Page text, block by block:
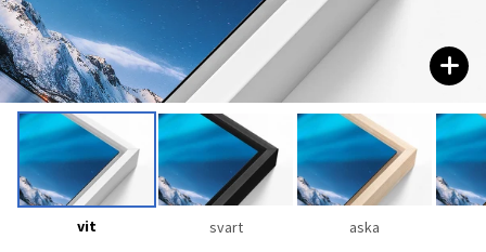
vit svart aska